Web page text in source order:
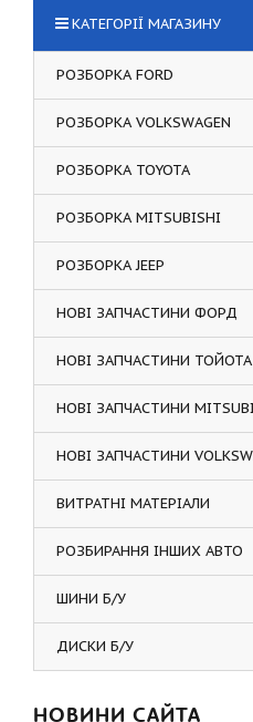
КАТЕГОРІЇ МАГАЗИНУ
РОЗБОРКА FORD
РОЗБОРКА VOLKSWAGEN
РОЗБОРКА TOYOTA
РОЗБОРКА MITSUBISHI
РОЗБОРКА JEEP
НОВІ ЗАПЧАСТИНИ ФОРД
НОВІ ЗАПЧАСТИНИ ТОЙОТА
НОВІ ЗАПЧАСТИНИ
НОВІ ЗАПЧАСТИНИ
ВИТРАТНІ МАТЕРІАЛИ
РОЗБИРАННЯ ІНШИХ АВТО
ШИНИ Б/У
ДИСКИ Б/У
НОВИНИ САЙТА